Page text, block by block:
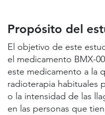
Lugares de
Propósito del
El objetivo de este
el medicamento BMX-
este medicamento a la
radioterapia habituales
o la intensidad de las
en las personas que